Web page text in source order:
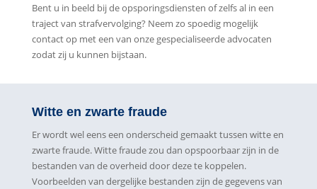
Bent u in beeld bij de opsporingsdiensten of zelfs al in een
traject van strafvervolging? Neem zo spoedig mogelijk
contact op met een van onze gespecialiseerde advocaten
zodat zij u kunnen bijstaan.
Witte en zwarte fraude
Er wordt wel eens een onderscheid gemaakt tussen witte en
zwarte fraude. Witte fraude zou dan opspoorbaar zijn in de
bestanden van de overheid door deze te koppelen.
Voorbeelden van dergelijke bestanden zijn de gegevens van